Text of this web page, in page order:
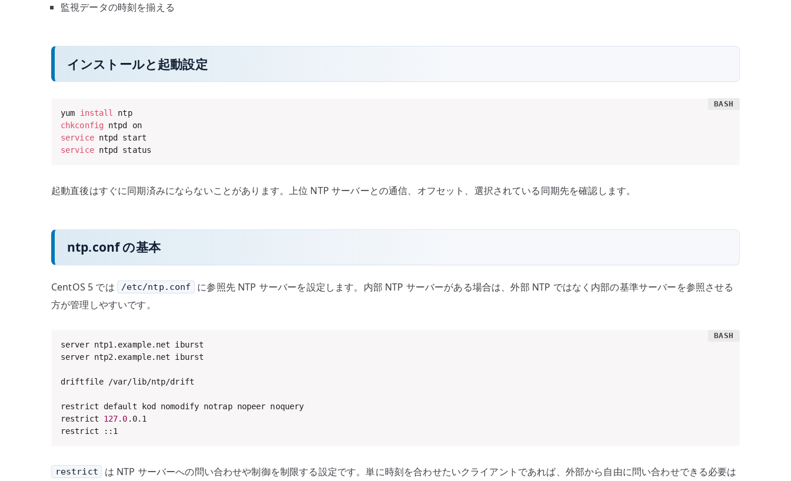
監視データの時刻を揃える
インストールと起動設定
yum install
ntp
chkconfig
ntpd on
service
service ntpd status
起動直後はすぐに同期済みにならないことがあります。上位 NTP サーバーとの通信、オフセット、選択されている同期先を確認します。
ntp.conf の基本
CentOS 5 では /etc/ntp.conf
に参照先 NTP サーバーを設定します。内部 NTP サーバーがある場合は、外部 NTP ではなく内部の基準サーバーを参照させる
方が管理しやすいです。
server ntp1.example.net iburst
server ntp2.example.net iburst
driftfile /var/lib/ntp/drift
restrict default kod nomodify notrap nopeer noquery
restrict 127.0 .0.1
restrict ::1
restrict
は NTP サーバーへの問い合わせや制御を制限する設定です。単に時刻を合わせたいクライアントであれば、外部から自由に問い合わせできる必要は